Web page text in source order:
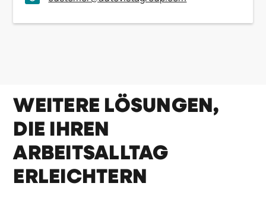
WEITERE LÖSUNGEN,
DIE IHREN
ARBEITSALLTAG
ERLEICHTERN